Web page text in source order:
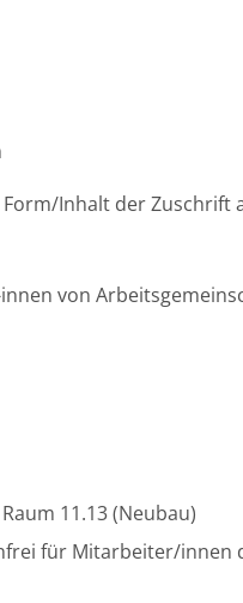
Inhalt der Zuschrift
von
11.13 (Neubau)
für Mitarbeiter/innen